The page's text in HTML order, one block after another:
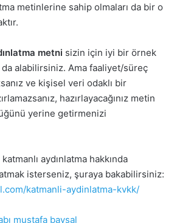
metinlerine sahip olmaları da bir o
metni sizin için iyi bir örnek
alabilirsiniz. Ama faaliyet/süreç
ve kişisel veri odaklı bir
hazırlayacağınız metin
yerine getirmenizi
aydınlatma hakkında
atmak isterseniz, şuraya bakabilirsiniz:
katmanli-aydinlatma-kvkk/